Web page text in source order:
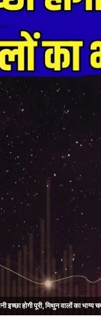
इच्छा होगी पूरी, मिथुन वालों का भाग्य